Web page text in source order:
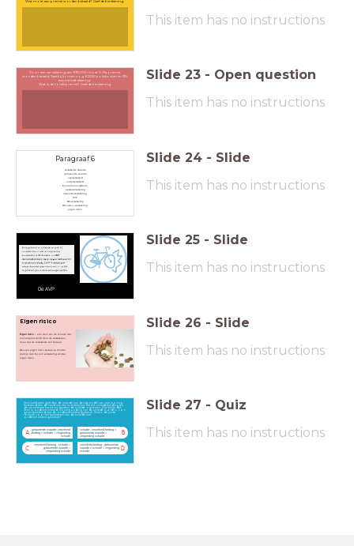
Wat moet aan premie worden betaald? Geef de berekening.
This item has no instructions
Voor een verzekering van € 115.000 moet 0,9‰ premie
worden betaald. Daarbij komen nog € 22,50 poliskosten en 21%
assurantiebelasting.
Wat is de totale premie? Geef de berekening.
Slide 23 - Open question
This item has no instructions
Paragraaf 6
verzekerde waarde
getaxeerde waarde
oververzekerd
onderverzekerd
bonus-malus¬systeem
opstalverzekering
inboedelverzekering
AVP
WA-verzekering
WA-casco¬verzekering
eigen risico
Slide 24 - Slide
This item has no instructions
De AVP
Slide 25 - Slide
This item has no instructions
Eigen risico
Eigen risico= een deel van de schade dat
niet vergoed wordt door de verzekeraar,
maar dat de verzekerde zelf betaalt.
Met een eigen risico betaal je minder
premie dan bij een verzekering zonder
eigen risico.
Slide 26 - Slide
This item has no instructions
Semi heeft jaren geleden de waarde van de inboedel van zijn woning
berekend aan de hand van een inventarislijst. Na een schademelding bij
de verzekeraar komt een taxateur de schade opnemen. Dan blijkt dat
Semi is onderverzekerd. De vergoeding van de schade wordt in zo’n
geval berekend met de onderverzekeringsbreuk. Wat is de juiste
formule voor het berekenen van de schade met
onderverzekeringsbreuk?
A
getaxeerde waarde: verzekerd
bedrag × schade = vergoeding
schade
B
schade : verzekerd bedrag ×
getaxeerde waarde =
vergoeding schade
C
verzekerd bedrag : schade ×
getaxeerde waarde =
vergoeding schade
D
verzekerd bedrag : getaxeerde
waarde × schade = vergoeding
schade
Slide 27 - Quiz
This item has no instructions